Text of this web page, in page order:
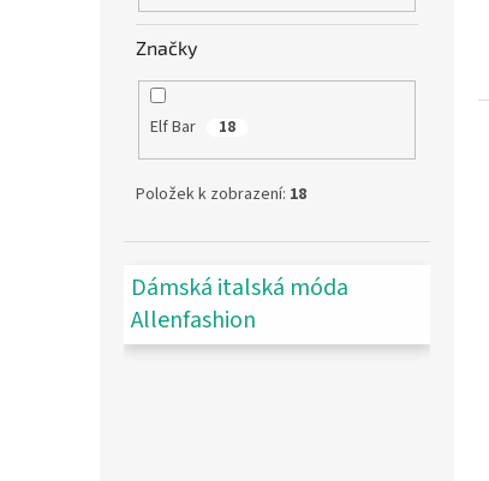
Značky
Elf Bar 18
Položek k zobrazení: 18
Dámská italská móda
Allenfashion